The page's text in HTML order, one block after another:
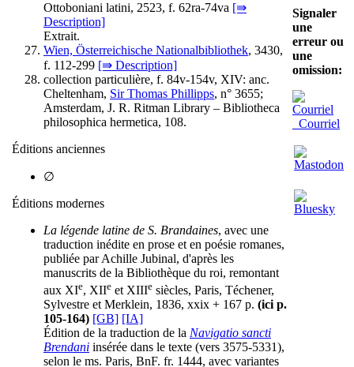
Ottoboniani latini, 2523, f. 62ra-74va [⇛
Description]
Extrait.
Wien, Österreichische Nationalbibliothek, 3430,
f. 112-299 [⇛ Description]
collection particulière, f. 84v-154v, XIV: anc.
Cheltenham, Sir Thomas Phillipps, n° 3655;
Amsterdam, J. R. Ritman Library – Bibliotheca
philosophica hermetica, 108.
Éditions anciennes
∅
Éditions modernes
La légende latine de S. Brandaines, avec une
traduction inédite en prose et en poésie romanes,
publiée par Achille Jubinal, d'après les
manuscrits de la Bibliothèque du roi, remontant
aux XIe, XIIe et XIIIe siècles, Paris, Téchener,
Sylvestre et Merklein, 1836, xxix + 167 p. (ici p.
105-164) [GB] [IA]
Édition de la traduction de la Navigatio sancti
Brendani insérée dans le texte (vers 3575-5331),
selon le ms. Paris, BnF. fr. 1444, avec variantes
Signaler
une
erreur ou
une
omission:
Courriel